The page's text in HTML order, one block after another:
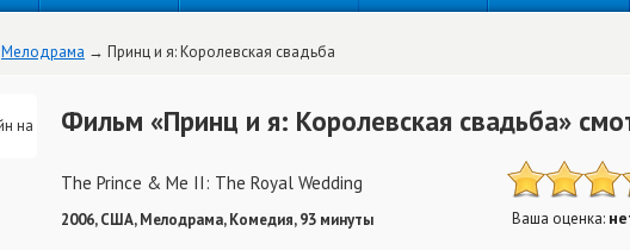
Мелодрама Принц и я: Королевская свадьба
Фильм «Принц и я: Королевская свадьба»
The Prince & Me II: The Royal Wedding
2006, США, Мелодрама, Комедия, 93 минуты Ваша оценка: